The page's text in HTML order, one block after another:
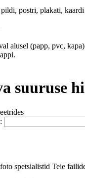
postri, plakati,
alusel (papp, pvc,
suuruse
spetsialistid Teie